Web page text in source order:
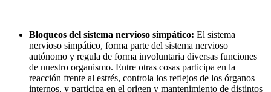
Bloqueos del sistema nervioso simpático: El sistema
nervioso simpático, forma parte del sistema nervioso
autónomo y regula de forma involuntaria diversas funciones
de nuestro organismo. Entre otras cosas participa en la
reacción frente al estrés, controla los reflejos de los órganos
internos, y participa en el origen y mantenimiento de distintos